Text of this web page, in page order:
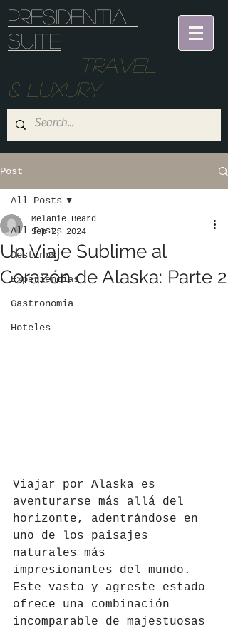
Presidential
suite
Travel
& Luxury
Post
All Posts
Destinos
Experiencias
Gastronomia
Hoteles
All Posts
Un Viaje Sublime al
Corazón de Alaska: Parte 2
Melanie Beard
Sep 2, 2024
Viajar por Alaska es
aventurarse más allá del
horizonte, adentrándose en
uno de los paisajes
naturales más
impresionantes del mundo.
Este vasto y agreste estado
ofrece una combinación
incomparable de majestuosas